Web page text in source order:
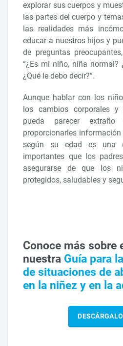
explorar sus cuerpos y
las partes del cuerpo y
las realidades más
educar a nuestros hijos y
de preguntas
“¿Es mi niño, niña normal?
¿Qué le debo decir?”.
Aunque hablar con los
los cambios corporales y
pueda parecer
proporcionarles
según su edad es una
importantes que los
asegurarse de que los
protegidos, saludables y
Conoce más sobre
nuestra Guía para
de situaciones de
en la niñez y en la